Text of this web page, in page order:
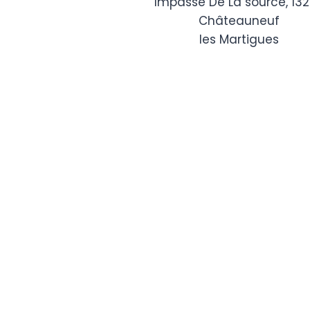
Châteauneuf
les Martigues